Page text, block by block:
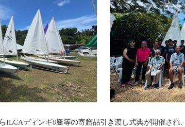
ディンギ8艇等の寄贈品引き渡し式典が開催され